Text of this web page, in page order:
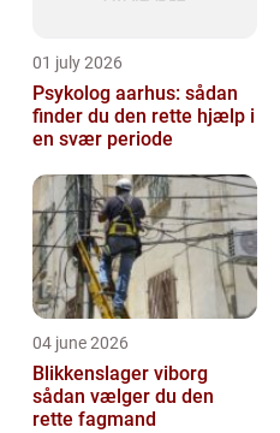
01 july 2026
Psykolog aarhus: sådan
finder du den rette hjælp i
en svær periode
04 june 2026
Blikkenslager viborg
sådan vælger du den
rette fagmand